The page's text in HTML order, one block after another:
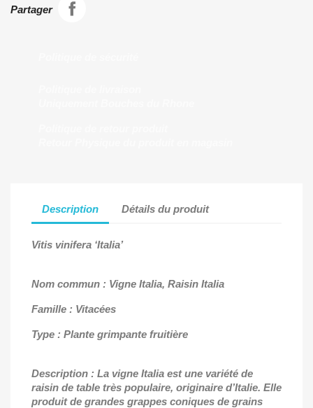
Partager
Description Détails du produit
Vitis vinifera ‘Italia’
Nom commun : Vigne Italia, Raisin Italia
Famille : Vitacées
Type : Plante grimpante fruitière
Description : La vigne Italia est une variété de
raisin de table très populaire, originaire d’Italie. Elle
produit de grandes grappes coniques de grains